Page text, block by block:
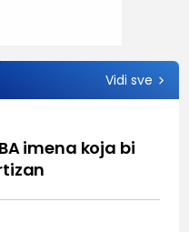
Vidi sve
imena koja bi